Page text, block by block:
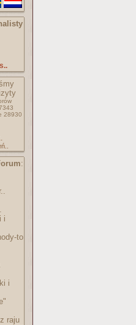
28930
:
i
to
i
raju